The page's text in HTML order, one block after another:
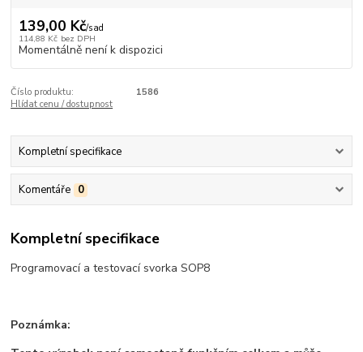
139,00 Kč/sad
114,88 Kč bez DPH
Momentálně není k dispozici
Číslo produktu:
1586
Hlídat cenu / dostupnost
Kompletní specifikace
Komentáře 0
Kompletní specifikace
Programovací a testovací svorka SOP8
Poznámka: